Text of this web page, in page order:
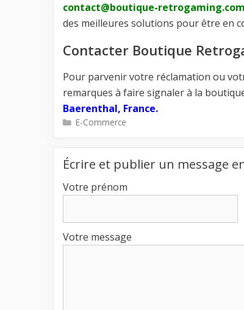
contact@boutique-retrogaming.com
des meilleures solutions pour être en
Contacter Boutique
Pour parvenir votre réclamation ou
remarques à faire signaler à la
Baerenthal, France.
Catégories
E-Commerce
Écrire et publier un message
Votre prénom
Votre message